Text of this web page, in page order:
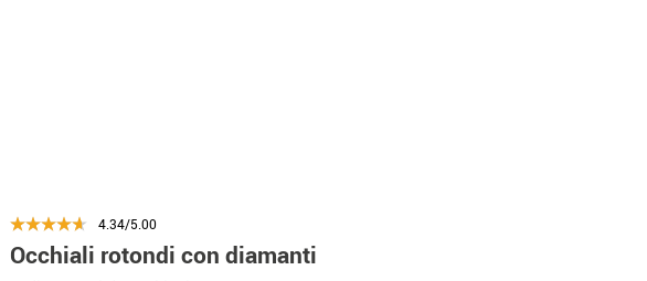
4.34/5.00
Occhiali rotondi con diamanti